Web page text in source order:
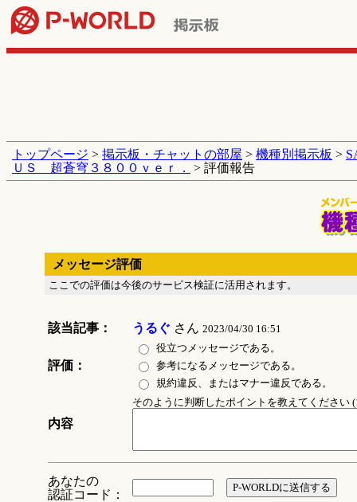
トップページ > 掲示板・チャットの部屋 > 機種別掲示板 >
ＵＳ 超蒼穹３８００ｖｅｒ．
> 評価報告
メッセージ評価
ここでの評価は今後のサービス検証に活用されます。
該当記事： うるぐ さん 2023/04/30 16:51
評価：
役立つメッセージである。
参考になるメッセージである。
規約違反、またはマナー違反である。
内容
そのように判断したポイントを教えてください
あなたの
認証コード：